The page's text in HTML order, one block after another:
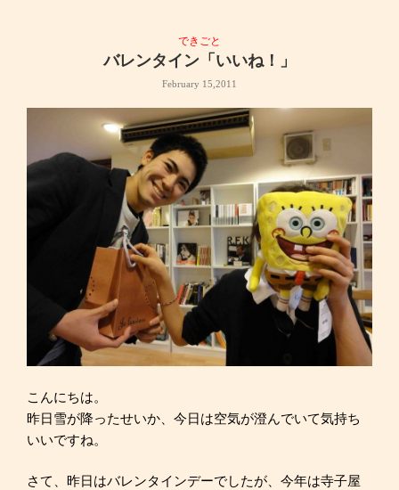
できごと
バレンタイン「いいね！」
February 15,2011
こんにちは。
昨日雪が降ったせいか、今日は空気が澄んでいて気持ち
いいですね。
さて、昨日はバレンタインデーでしたが、今年は寺子屋